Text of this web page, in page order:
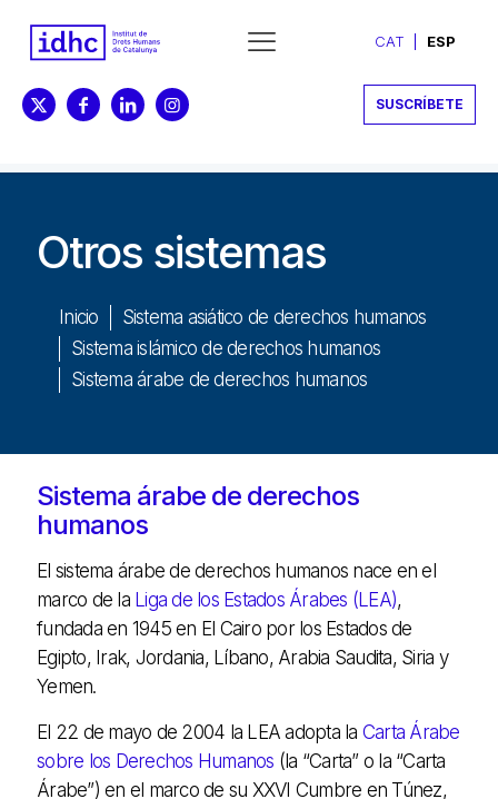
CAT ESP
SUSCRÍBETE
Otros sistemas
Inicio
Sistema asiático de derechos humanos
Sistema islámico de derechos humanos
Sistema árabe de derechos humanos
Sistema árabe de derechos
humanos
El sistema árabe de derechos humanos nace en el
marco de la Liga de los Estados Árabes (LEA),
fundada en 1945 en El Cairo por los Estados de
Egipto, Irak, Jordania, Líbano, Arabia Saudita, Siria y
Yemen.
El 22 de mayo de 2004 la LEA adopta la Carta Árabe
sobre los Derechos Humanos (la “Carta” o la “Carta
Árabe”) en el marco de su XXVI Cumbre en Túnez,